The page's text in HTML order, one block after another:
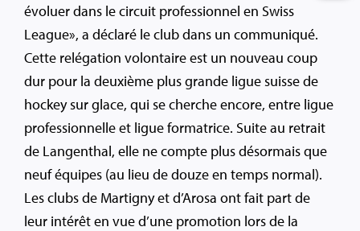
évoluer dans le circuit professionnel en Swiss
League», a déclaré le club dans un communiqué.
Cette relégation volontaire est un nouveau coup
dur pour la deuxième plus grande ligue suisse de
hockey sur glace, qui se cherche encore, entre ligue
professionnelle et ligue formatrice. Suite au retrait
de Langenthal, elle ne compte plus désormais que
neuf équipes (au lieu de douze en temps normal).
Les clubs de Martigny et d’Arosa ont fait part de
leur intérêt en vue d’une promotion lors de la